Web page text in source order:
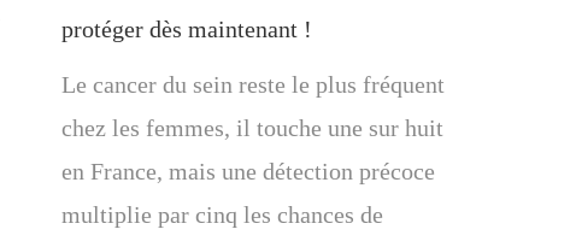
protéger dès maintenant !
Le cancer du sein reste le plus fréquent
chez les femmes, il touche une sur huit
en France, mais une détection précoce
multiplie par cinq les chances de